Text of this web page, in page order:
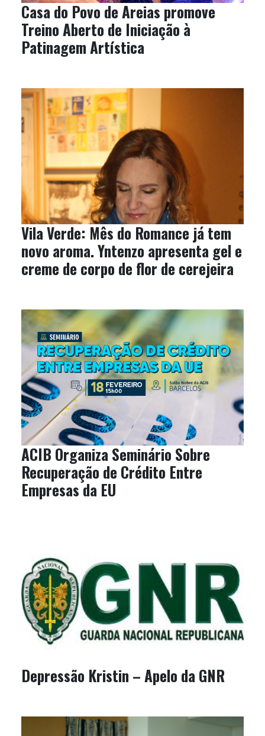
Casa do Povo de Areias promove
Treino Aberto de Iniciação à
Patinagem Artística
Vila Verde: Mês do Romance já tem
novo aroma. Yntenzo apresenta gel e
creme de corpo de flor de cerejeira
ACIB Organiza Seminário Sobre
Recuperação de Crédito Entre
Empresas da EU
Depressão Kristin – Apelo da GNR